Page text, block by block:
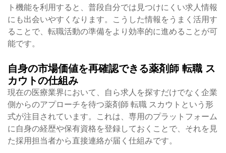
ト機能を利用すると、普段自分では見つけにくい求人情報
にも出会いやすくなります。こうした情報をうまく活用す
ることで、転職活動の準備をより効率的に進めることが可
能です。
自身の市場価値を再確認できる薬剤師 転職 ス
カウトの仕組み
現在の医療業界において、自ら求人を探すだけでなく企業
側からのアプローチを待つ薬剤師 転職 スカウトという形
式が注目されています。これは、専用のプラットフォーム
に自身の経歴や保有資格を登録しておくことで、それを見
た採用担当者から直接連絡が届く仕組みです。